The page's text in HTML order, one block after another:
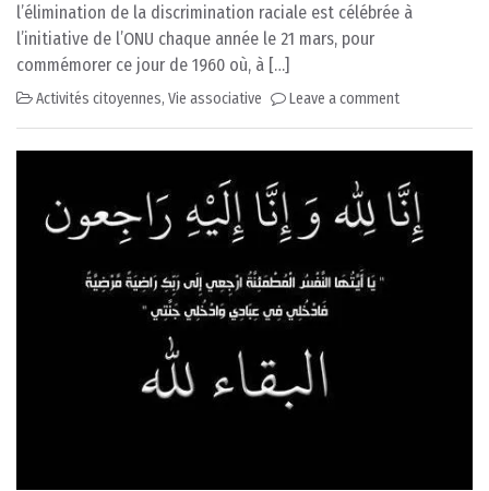
l’élimination de la discrimination raciale est célébrée à
l’initiative de l’ONU chaque année le 21 mars, pour
commémorer ce jour de 1960 où, à […]
Activités citoyennes, Vie associative Leave a comment